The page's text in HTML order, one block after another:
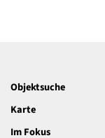
Objektsuche
Karte
Im Fokus